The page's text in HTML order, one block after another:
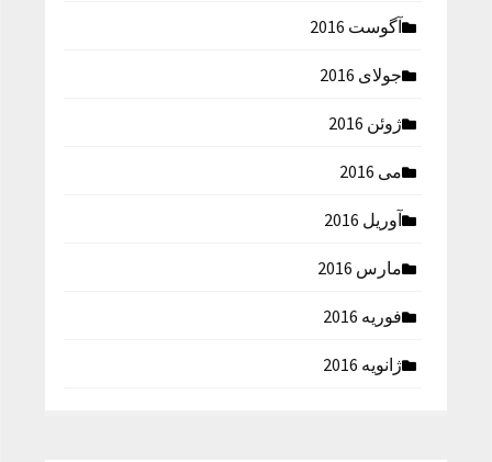
آگوست 2016
جولای 2016
ژوئن 2016
می 2016
آوریل 2016
مارس 2016
فوریه 2016
ژانویه 2016